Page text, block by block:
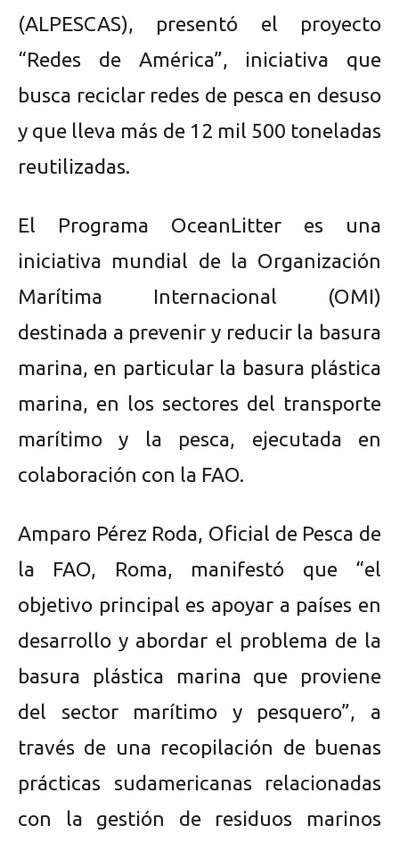
(ALPESCAS), presentó el proyecto
“Redes de América”, iniciativa que
busca reciclar redes de pesca en desuso
y que lleva más de 12 mil 500 toneladas
reutilizadas.
El Programa OceanLitter es una
iniciativa mundial de la Organización
Marítima Internacional (OMI)
destinada a prevenir y reducir la basura
marina, en particular la basura plástica
marina, en los sectores del transporte
marítimo y la pesca, ejecutada en
colaboración con la FAO.
Amparo Pérez Roda, Oficial de Pesca de
la FAO, Roma, manifestó que “el
objetivo principal es apoyar a países en
desarrollo y abordar el problema de la
basura plástica marina que proviene
del sector marítimo y pesquero”, a
través de una recopilación de buenas
prácticas sudamericanas relacionadas
con la gestión de residuos marinos